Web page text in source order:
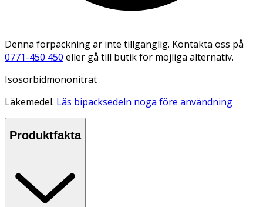
Denna förpackning är inte tillgänglig. Kontakta oss på
0771-450 450 eller gå till butik för möjliga alternativ.
Isosorbidmononitrat
Läkemedel. Läs bipacksedeln noga före användning
Produktfakta